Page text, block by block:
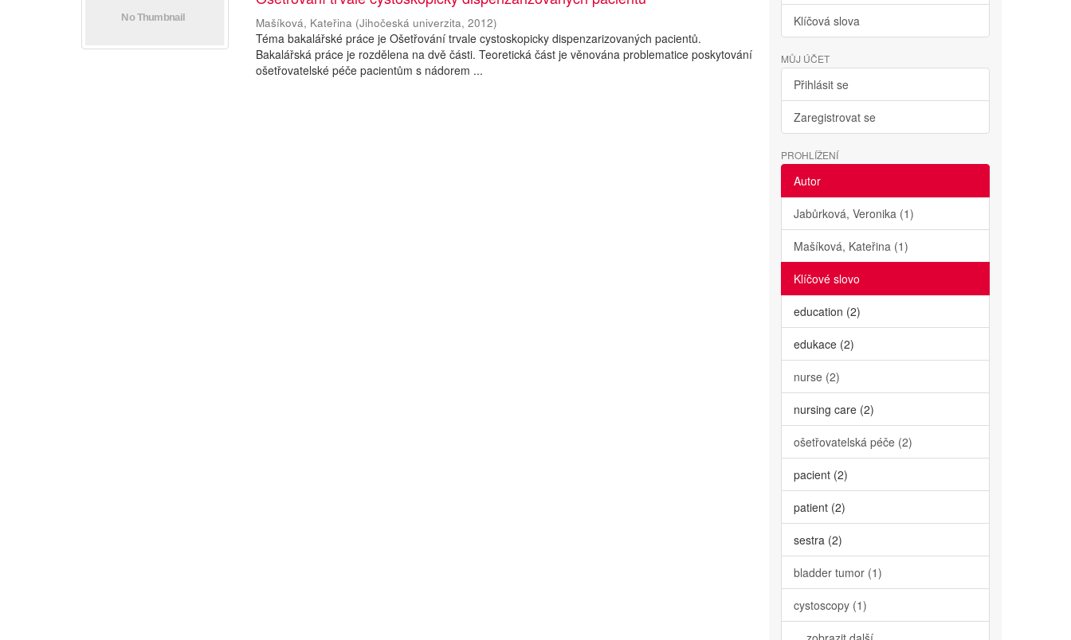
Mašíková, Kateřina (Jihočeská univerzita,2012)
Téma bakalářské práce je Ošetřování trvale cystoskopicky dispenzarizovaných pacientů.
Bakalářská práce je rozdělena na dvě části. Teoretická část je věnována problematice poskytování
ošetřovatelské péče pacientům s nádorem ...
Klíčová slova
MŮJ ÚČET
Přihlásit se
Zaregistrovat se
PROHLÍŽENÍ
Autor
Jabůrková, Veronika (1)
Mašíková, Kateřina (1)
Klíčové slovo
education (2)
edukace (2)
nurse (2)
nursing care (2)
ošetřovatelská péče (2)
pacient (2)
patient (2)
sestra (2)
bladder tumor (1)
cystoscopy (1)